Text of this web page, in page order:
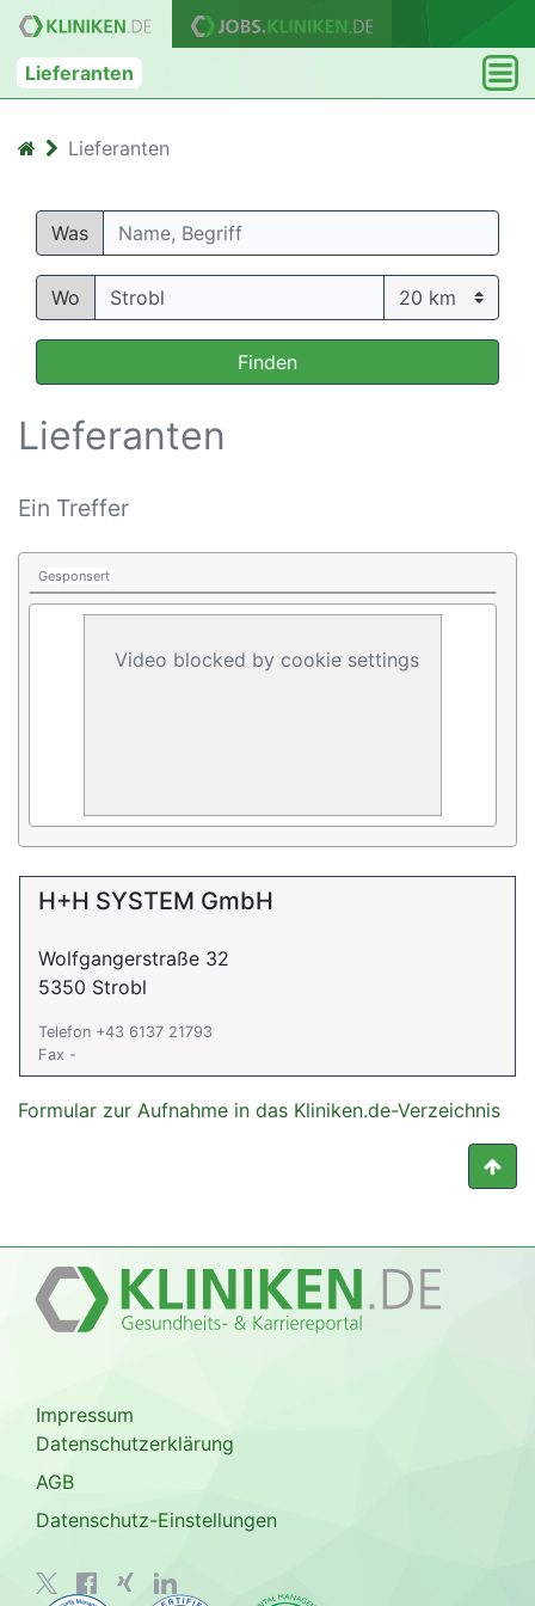
Lieferanten
Lieferanten
Was
Wo
Finden
Lieferanten
Ein Treffer
Gesponsert
Video blocked by cookie settings
H+H SYSTEM GmbH
Wolfgangerstraße 32
5350 Strobl
Telefon +43 6137 21793
Fax -
Formular zur Aufnahme in das Kliniken.de-Verzeichnis
Impressum
Datenschutzerklärung
AGB
Datenschutz-Einstellungen